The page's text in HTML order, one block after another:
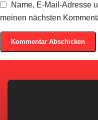
Name, E-Mail-Adresse
meinen nächsten